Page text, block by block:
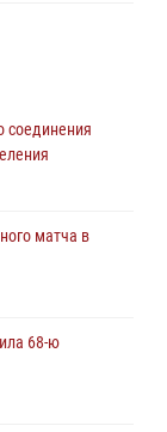
Росгвардии
порядок во
соединения
матча в
68-ю